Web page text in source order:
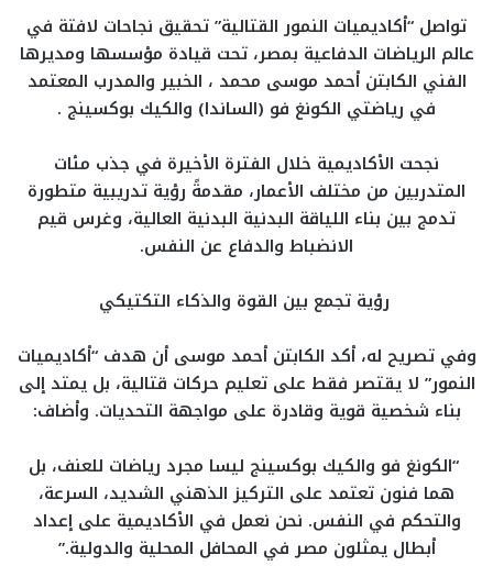
تواصل “أكاديميات النمور القتالية” تحقيق نجاحات لافتة في
عالم الرياضات الدفاعية بمصر، تحت قيادة مؤسسها ومديرها
الفني الكابتن أحمد موسى محمد ، الخبير والمدرب المعتمد
في رياضتي الكونغ فو (الساندا) والكيك بوكسينج .
نجحت الأكاديمية خلال الفترة الأخيرة في جذب مئات
المتدربين من مختلف الأعمار، مقدمةً رؤية تدريبية متطورة
تدمج بين بناء اللياقة البدنية البدنية العالية، وغرس قيم
الانضباط والدفاع عن النفس.
رؤية تجمع بين القوة والذكاء التكتيكي
وفي تصريح له، أكد الكابتن أحمد موسى أن هدف “أكاديميات
النمور” لا يقتصر فقط على تعليم حركات قتالية، بل يمتد إلى
بناء شخصية قوية وقادرة على مواجهة التحديات. وأضاف:
“الكونغ فو والكيك بوكسينج ليسا مجرد رياضات للعنف، بل
هما فنون تعتمد على التركيز الذهني الشديد، السرعة،
والتحكم في النفس. نحن نعمل في الأكاديمية على إعداد
أبطال يمثلون مصر في المحافل المحلية والدولية.”